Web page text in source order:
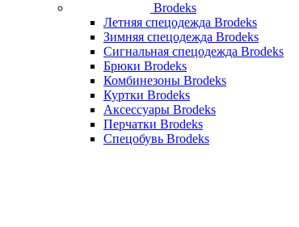
Brodeks
Летняя спецодежда Brodeks
Зимняя спецодежда Brodeks
Сигнальная спецодежда Brodeks
Брюки Brodeks
Комбинезоны Brodeks
Куртки Brodeks
Аксессуары Brodeks
Перчатки Brodeks
Спецобувь Brodeks